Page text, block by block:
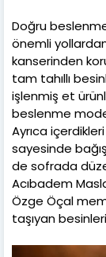
Doğru
önemli
kanserinden
tam tahıllı
işlenmiş et
beslenme
Ayrıca
sayesinde
de sofrada
Acıbadem
Özge Öçal
taşıyan